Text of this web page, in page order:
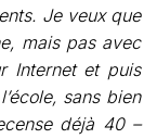
Je veux que
mais pas avec
Internet et puis
sans bien
déjà 40 –